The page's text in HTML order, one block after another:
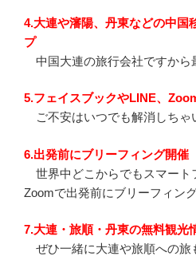
4.大連や瀋陽、丹東などの中国
プ
中国大連の旅行会社ですから
5.フェイスブックやLINE、
ご不安はいつでも解消しちゃ
6.出発前にブリーフィング開催
世界中どこからでもスマート
Zoomで出発前にブリーフィン
7.大連・旅順・丹東の無料観光
ぜひ一緒に大連や旅順への旅